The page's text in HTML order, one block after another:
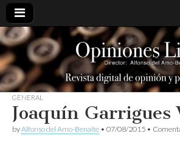
GENERAL
Joaquín Garrigues
byAlfonso del Amo-Benaite • 07/08/2015 •